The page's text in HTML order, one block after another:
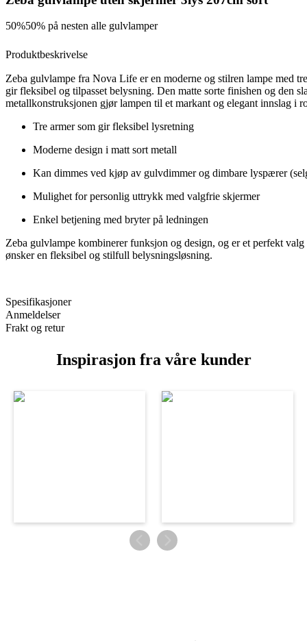
50%50% på nesten alle gulvlamper
Produktbeskrivelse
Zeba gulvlampe fra Nova Life er en moderne og stilren lampe med
gir fleksibel og tilpasset belysning. Den matte sorte finishen og den
metallkonstruksjonen gjør lampen til et markant og elegant innslag i
Tre armer som gir fleksibel lysretning
Moderne design i matt sort metall
Kan dimmes ved kjøp av gulvdimmer og dimbare lyspærer
Mulighet for personlig uttrykk med valgfrie skjermer
Enkel betjening med bryter på ledningen
Zeba gulvlampe kombinerer funksjon og design, og er et perfekt valg
ønsker en fleksibel og stilfull belysningsløsning.
Spesifikasjoner
Anmeldelser
Frakt og retur
Inspirasjon fra våre kunder